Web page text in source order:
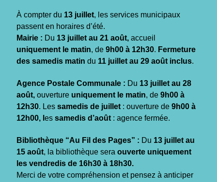
À compter du 13 juillet, les services municipaux
passent en horaires d’été.
Mairie : Du 13 juillet au 21 août, accueil
uniquement le matin, de 9h00 à 12h30. Fermeture
des samedis matin du 11 juillet au 29 août inclus.
Agence Postale Communale : Du 13 juillet au 28
août, ouverture uniquement le matin, de 9h00 à
12h30. Les samedis de juillet : ouverture de 9h00 à
12h00, l es samedis d’août : agence fermée.
Bibliothèque “Au Fil des Pages” : Du 13 juillet au
15 août, la bibliothèque sera ouverte uniquement
les vendredis de 16h30 à 18h30.
Merci de votre compréhension et pensez à anticiper